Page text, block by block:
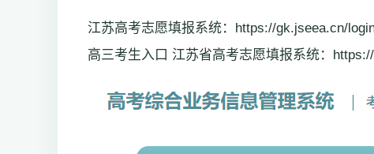
江苏高考志愿填报系统：https://gk.jseea.cn/
高三考生入口 江苏省高考志愿填报系统：